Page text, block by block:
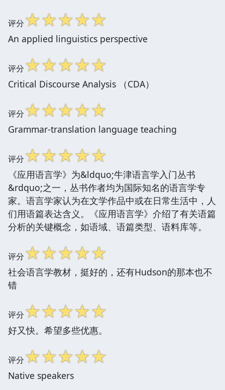
评分☆☆☆☆☆
An applied linguistics perspective
评分☆☆☆☆☆
Critical Discourse Analysis （CDA）
评分☆☆☆☆☆
Grammar-translation language teaching
评分☆☆☆☆☆
《应用语言学》为&ldquo;牛津语言学入门丛书
&rdquo;之一，丛书作者均为国际知名的语言学专
家。语言学家认为在文学作品中或在日常生活中，人
们用语篇表达含义。《应用语言学》介绍了有关语篇
分析的关键概念，如语域、语篇类型、语料库等。
评分☆☆☆☆☆
社会语言学教材，挺好的，还有Hudson的那本也不
错
评分☆☆☆☆☆
好又快。希望多些优惠。
评分☆☆☆☆☆
Native speakers